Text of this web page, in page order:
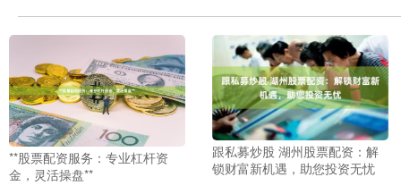
**股票配资服务：专业杠杆资
金，灵活操盘**
跟私募炒股 湖州股票配资：解
锁财富新机遇，助您投资无忧